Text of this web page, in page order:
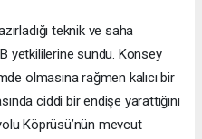
teknik ve saha
yetkililerine sundu. Konsey
olmasına rağmen kalıcı bir
ciddi bir endişe yarattığını
Köprüsü’nün mevcut